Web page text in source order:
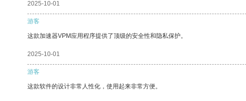
2025-10-01
游客
这款加速器VPM应用程序提供了顶级的安全性和隐私保护。
2025-10-01
游客
这款软件的设计非常人性化，使用起来非常方便。